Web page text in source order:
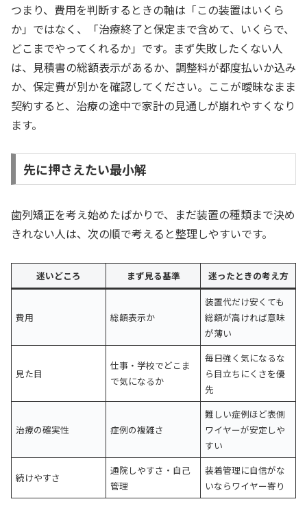
つまり、費用を判断するときの軸は「この装置はいくら
か」ではなく、「治療終了と保定まで含めて、いくらで、
どこまでやってくれるか」です。まず失敗したくない人
は、見積書の総額表示があるか、調整料が都度払いか込み
か、保定費が別かを確認してください。ここが曖昧なまま
契約すると、治療の途中で家計の見通しが崩れやすくなり
ます。
先に押さえたい最小解
歯列矯正を考え始めたばかりで、まだ装置の種類まで決め
きれない人は、次の順で考えると整理しやすいです。
迷いどころ まず見る基準 迷ったときの考え方
費用 総額表示か
装置代だけ安くても
総額が高ければ意味
が薄い
見た目
仕事・学校でどこま
で気になるか
毎日強く気になるな
ら目立ちにくさを優
先
治療の確実性 症例の複雑さ
難しい症例ほど表側
ワイヤーが安定しや
すい
続けやすさ
通院しやすさ・自己
管理
装着管理に自信がな
いならワイヤー寄り